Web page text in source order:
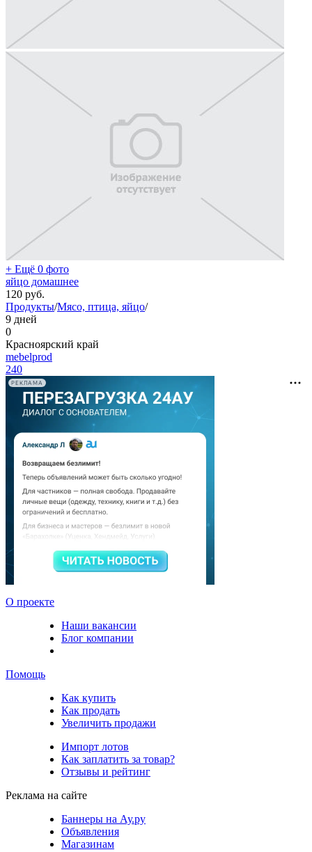
+ Ещё 0 фото
яйцо домашнее
120 руб.
Продукты/Мясо, птица, яйцо/
9 дней
0
Красноярский край
mebelprod
240
РЕКЛАМА
О проекте
Наши вакансии
Блог компании
Помощь
Как купить
Как продать
Увеличить продажи
Импорт лотов
Как заплатить за товар?
Отзывы и рейтинг
Реклама на сайте
Баннеры на Ау.ру
Объявления
Магазинам